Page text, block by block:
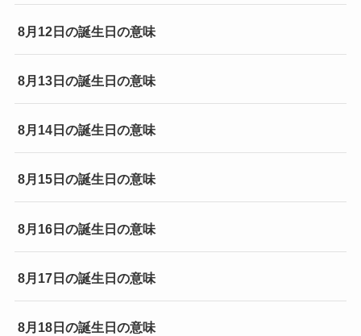
8月12日の誕生日の意味
8月13日の誕生日の意味
8月14日の誕生日の意味
8月15日の誕生日の意味
8月16日の誕生日の意味
8月17日の誕生日の意味
8月18日の誕生日の意味